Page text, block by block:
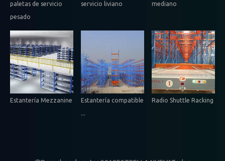
paletas de servicio
pesado
servicio liviano
mediano
Estantería Mezzanine
Estantería compatible
...
Radio Shuttle Racking